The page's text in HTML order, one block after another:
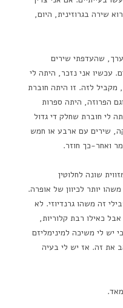
שירה בגרוזינית, היום,
את עצמי בילדות, בגיל 15 בערך, שהעדפתי שירים
עכשיו אני נזכר, היתה לי
מקביל לזה. זו היתה חוברת
הפרוזה, היתה ספרות
לי חוברת שחלק די גדול
שירים עם ארבע או חמש
ואחר-כך חוזר.
שונה לחלוטין
יותר לכיוון של אופרה.
זה משהו גרנדיוזי. לא
כאילו רבת קלוריות,
יש לי משיכה למינימליזם
את זה. אז יש לי בעיה